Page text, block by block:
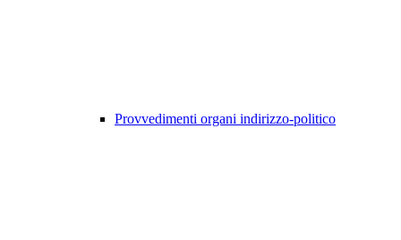
Provvedimenti organi indirizzo-politico